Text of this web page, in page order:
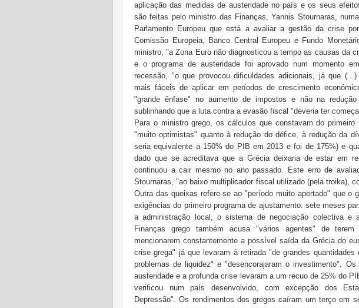
aplicação das medidas de austeridade no país e os seus
são feitas pelo ministro das Finanças, Yannis Stournaras,
Parlamento Europeu que está a avaliar a gestão da crise
Comissão Europeia, Banco Central Europeu e Fundo
ministro, "a Zona Euro não diagnosticou a tempo as causas da
e o programa de austeridade foi aprovado num momento
recessão, "o que provocou dificuldades adicionais, já que
mais fáceis de aplicar em períodos de crescimento
"grande ênfase" no aumento de impostos e não na
sublinhando que a luta contra a evasão fiscal "deveria ter
Para o ministro grego, os cálculos que constavam do
"muito optimistas" quanto à redução do défice, à redução da
seria equivalente a 150% do PIB em 2013 e foi de 175%) e
dado que se acreditava que a Grécia deixaria de estar em
continuou a cair mesmo no ano passado. Este erro de
Stournaras, "ao baixo multiplicador fiscal utilizado (pela troika),
Outra das queixas refere-se ao "período muito apertado" que o
exigências do primeiro programa de ajustamento: sete meses
a administração local, o sistema de negociação colectiva e
Finanças grego também acusa "vários agentes" de
mencionarem constantemente a possível saída da Grécia do
crise grega" já que levaram à retirada "de grandes quantidades
problemas de liquidez" e "desencorajaram o investimento".
austeridade e a profunda crise levaram a um recuo de 25% do
verificou num país desenvolvido, com excepção dos
Depressão". Os rendimentos dos gregos caíram um terço em